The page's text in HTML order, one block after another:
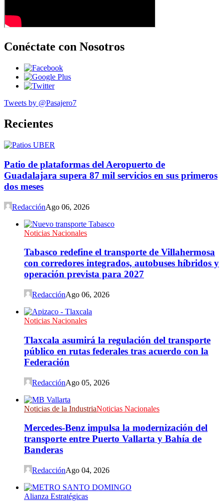
Conéctate con Nosotros
Tweets by @Pasajero7
Recientes
Patio de plataformas del Aeropuerto de
Guadalajara supera 87 mil servicios en sus primeros
dos meses
RedacciónAgo 06, 2026
Noticias Nacionales
Tabasco redefine el transporte de Villahermosa
con corredores integrados, autobuses híbridos y
operación prevista para 2027
RedacciónAgo 06, 2026
Noticias Nacionales
Tlaxcala asumirá la regulación del transporte
público en rutas federales tras acuerdo con la
Federación
RedacciónAgo 05, 2026
Noticias de la IndustriaNoticias Nacionales
Mercedes-Benz impulsa la modernización del
transporte entre Puerto Vallarta y Bahía de
Banderas
RedacciónAgo 04, 2026
Alianza Estratégicas